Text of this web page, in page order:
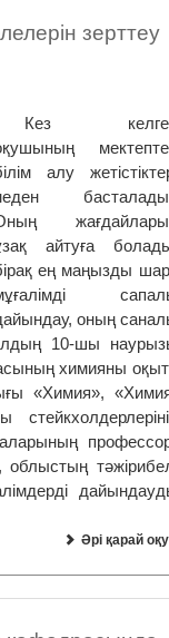
зерттеу
Кез
алу
айтуға
ең маңызды
оның
жылдың 10-шы
химияны
«Химия»,
Әрі қарай оқу